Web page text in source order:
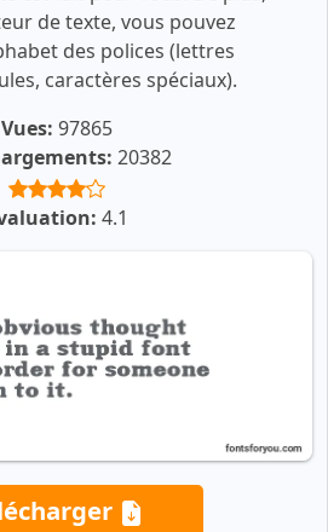
de texte, vous pouvez
des polices (lettres
caractères spéciaux).
Vues: 97865
20382
4.1